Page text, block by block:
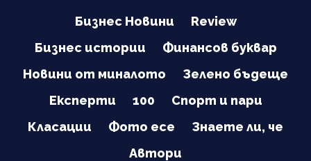
Бизнес Новини
Review
Бизнес истории
Финансов буквар
Новини от миналото
Зелено бъдеще
Експерти
100
Спорт и пари
Класации
Фото есе
Знаете ли, че
Автори